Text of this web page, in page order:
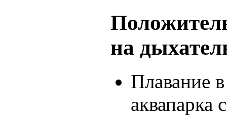
на
Плавание
аквапарка